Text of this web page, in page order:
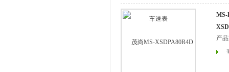
MS-
产